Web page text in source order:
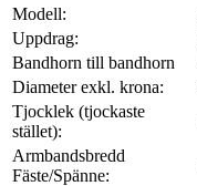
Modell:
Uppdrag:
Bandhorn till bandhorn
Diameter exkl. krona:
Tjocklek (tjockaste
stället):
Armbandsbredd
Fäste/Spänne: